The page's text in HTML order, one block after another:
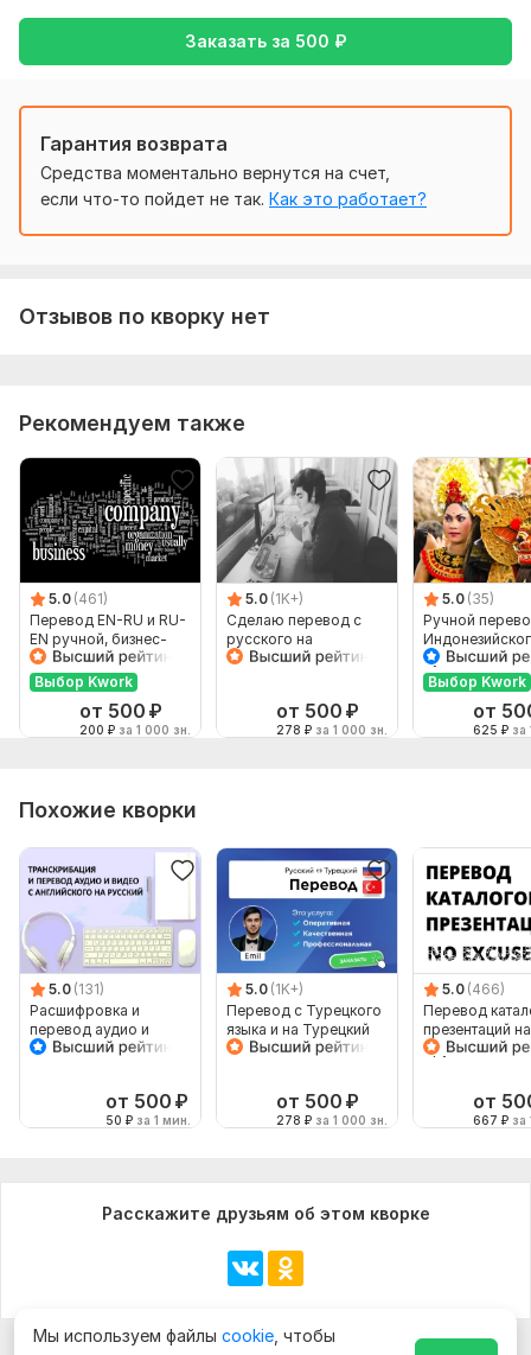
с Английского на Русский
Объем услуги в кворке:
Заказать за 500 ₽
Гарантия возврата
Средства моментально вернутся на счет,
если что-то пойдет не так. Как это работает?
Отзывов по кворку нет
Рекомендуем также
5.0 (461)
Перевод EN-RU и RU-
EN ручной, бизнес-
английский
Выбор Kwork
от 500 ₽
200 ₽ за 1 000 зн.
5.0 (1K+)
Сделаю перевод с
русского на
английский и
от 500 ₽
278 ₽ за 1 000 зн.
5.0 (35)
Ручной
Русский и
Выбор Kwork
от
625 ₽ за
Похожие кворки
5.0 (131)
Расшифровка и
перевод аудио и
видео с английского
от 500 ₽
50 ₽ за 1 мин.
5.0 (1K+)
Перевод с Турецкого
языка и на Турецкий
язык от носителя
от 500 ₽
278 ₽ за 1 000 зн.
5.0 (466)
Перевод
презентаций на
другой язык с
от
667 ₽ за
Расскажите друзьям об этом кворке
Мы используем файлы cookie , чтобы